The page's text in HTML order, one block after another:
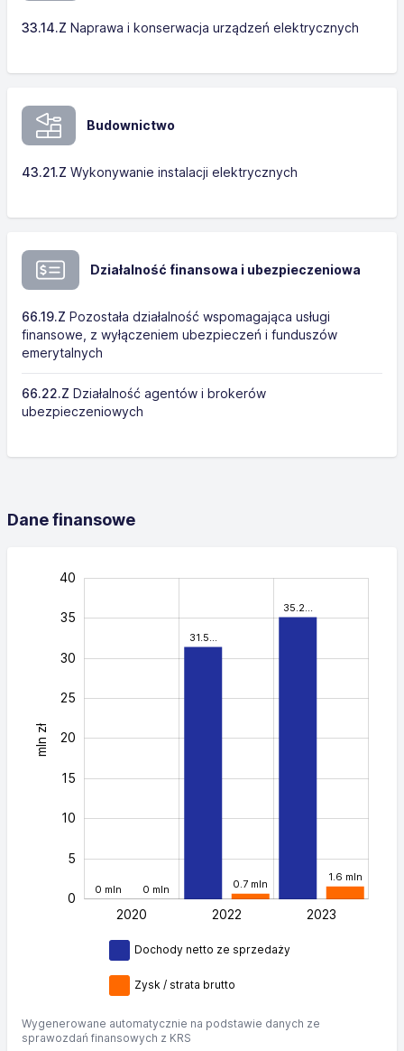
33.14.Z Naprawa i konserwacja urządzeń elektrycznych
Budownictwo
43.21.Z Wykonywanie instalacji elektrycznych
Działalność finansowa i ubezpieczeniowa
66.19.Z Pozostała działalność wspomagająca usługi
finansowe, z wyłączeniem ubezpieczeń i funduszów
emerytalnych
66.22.Z Działalność agentów i brokerów
ubezpieczeniowych
Dane finansowe
0 mln
31.5…
35.2…
0 mln 0.7 mln
1.6 mln
mln zł 40
0
5
10
15
20
25
30
35
40
L
2020 2022 2023
Dochody netto ze sprzedaży
Zysk / strata brutto
Wygenerowane automatycznie na podstawie danych ze
sprawozdań finansowych z KRS